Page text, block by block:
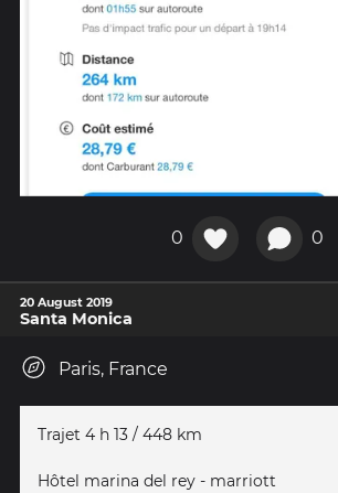
0 0
20 August 2019
Santa Monica
Paris, France
Trajet 4 h 13 / 448 km
Hôtel marina del rey - marriott